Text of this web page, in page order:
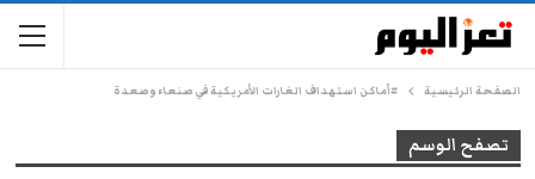
الصفحة الرئيسية #أماكن استهداف الغارات الأمريكية في صنعاء وصعدة
تصفح الوسم